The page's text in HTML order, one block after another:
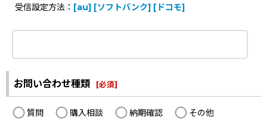
受信設定方法： [au] [ソフトバンク] [ドコモ]
お問い合わせ種類 [必須]
質問 購入相談 納期確認
その他